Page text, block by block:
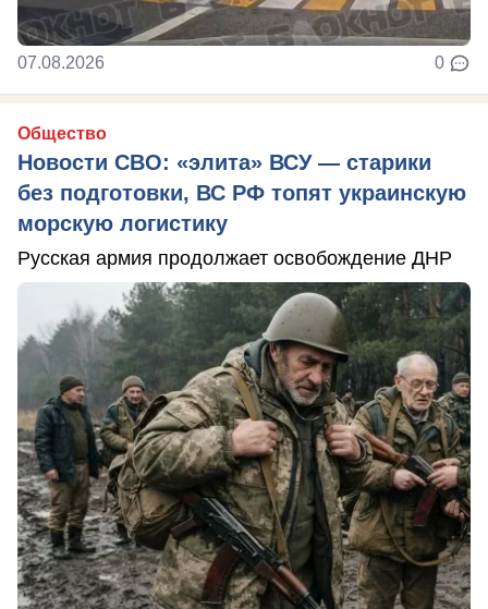
07.08.2026 0
Общество
Новости СВО: «элита» ВСУ — старики
без подготовки, ВС РФ топят украинскую
морскую логистику
Русская армия продолжает освобождение ДНР